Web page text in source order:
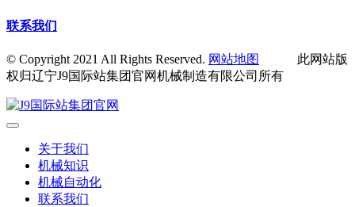
联系我们
© Copyright 2021 All Rights Reserved. 网站地图
此网站版
权归辽宁J9国际站集团官网机械制造有限公司所有
关于我们
机械知识
机械自动化
联系我们